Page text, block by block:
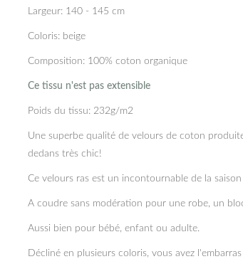
Largeur: 140 - 145 cm
Coloris: beige
Composition: 100% coton organique
Ce tissu n'est pas extensible
Poids du tissu: 232g/m2
Une superbe qualité de velours de coton
dedans très chic!
Ce velours ras est un incontournable de la
A coudre sans modération pour une robe, un
Aussi bien pour bébé, enfant ou adulte.
Décliné en plusieurs coloris, vous avez